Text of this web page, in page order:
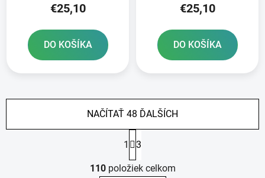
€25,10
DO KOŠÍKA
€25,10
DO KOŠÍKA
O
v
NAČÍTAŤ 48 ĎALŠÍCH
t
r
á
1 3
110položiek celkom